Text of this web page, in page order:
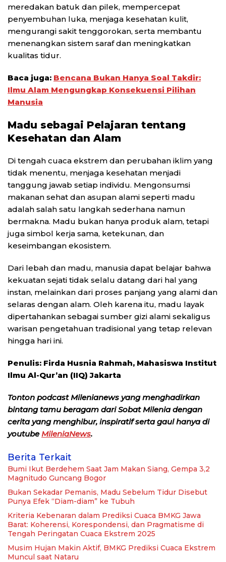
meredakan batuk dan pilek, mempercepat
penyembuhan luka, menjaga kesehatan kulit,
mengurangi sakit tenggorokan, serta membantu
menenangkan sistem saraf dan meningkatkan
kualitas tidur.
Baca juga: Bencana Bukan Hanya Soal Takdir:
Ilmu Alam Mengungkap Konsekuensi Pilihan
Manusia
Madu sebagai Pelajaran tentang
Kesehatan dan Alam
Di tengah cuaca ekstrem dan perubahan iklim yang
tidak menentu, menjaga kesehatan menjadi
tanggung jawab setiap individu. Mengonsumsi
makanan sehat dan asupan alami seperti madu
adalah salah satu langkah sederhana namun
bermakna. Madu bukan hanya produk alam, tetapi
juga simbol kerja sama, ketekunan, dan
keseimbangan ekosistem.
Dari lebah dan madu, manusia dapat belajar bahwa
kekuatan sejati tidak selalu datang dari hal yang
instan, melainkan dari proses panjang yang alami dan
selaras dengan alam. Oleh karena itu, madu layak
dipertahankan sebagai sumber gizi alami sekaligus
warisan pengetahuan tradisional yang tetap relevan
hingga hari ini.
Penulis: Firda Husnia Rahmah, Mahasiswa Institut
Ilmu Al-Qur’an (IIQ) Jakarta
Tonton podcast Milenianews yang menghadirkan
bintang tamu beragam dari Sobat Milenia dengan
cerita yang menghibur, inspiratif serta gaul hanya di
youtube MileniaNews.
Berita Terkait
Bumi Ikut Berdehem Saat Jam Makan Siang, Gempa 3,2
Magnitudo Guncang Bogor
Bukan Sekadar Pemanis, Madu Sebelum Tidur Disebut
Punya Efek “Diam-diam” ke Tubuh
Kriteria Kebenaran dalam Prediksi Cuaca BMKG Jawa
Barat: Koherensi, Korespondensi, dan Pragmatisme di
Tengah Peringatan Cuaca Ekstrem 2025
Musim Hujan Makin Aktif, BMKG Prediksi Cuaca Ekstrem
Muncul saat Nataru